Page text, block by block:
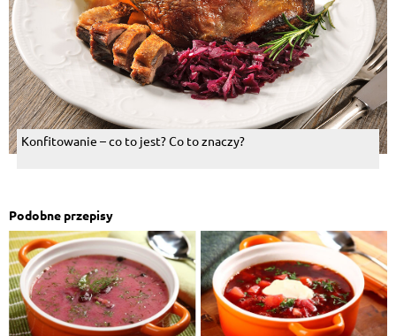
Konfitowanie – co to jest? Co to znaczy?
Podobne przepisy